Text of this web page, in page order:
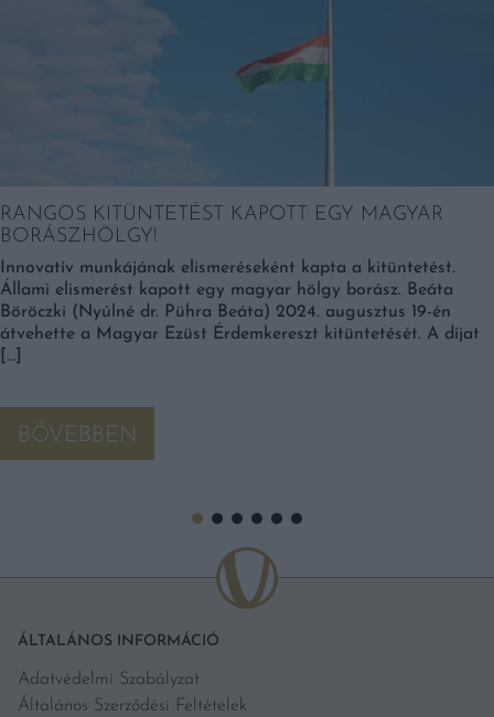
RANGOS KITÜNTETÉST KAPOTT EGY MAGYAR
BORÁSZHÖLGY!
Innovatív munkájának elismeréseként kapta a kitüntetést.
Állami elismerést kapott egy magyar hölgy borász. Beáta
Böröczki (Nyúlné dr. Pühra Beáta) 2024. augusztus 19-én
átvehette a Magyar Ezüst Érdemkereszt kitüntetését. A díjat
[…]
BŐVEBBEN
ÁLTALÁNOS INFORMÁCIÓ
Adatvédelmi Szabályzat
Általános Szerződési Feltételek